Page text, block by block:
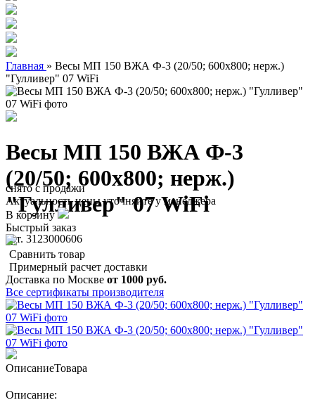
Главная » Весы МП 150 ВЖА Ф-3 (20/50; 600х800; нерж.)
"Гулливер" 07 WiFi
Весы МП 150 ВЖА Ф-3
(20/50; 600х800; нерж.)
"Гулливер" 07 WiFi
арт. 3123000606
снято с продажи
Актуальность цены уточняйте у менеджера
В корзину
Быстрый заказ
Сравнить товар
Примерный расчет доставки
Доставка по Москве от 1000 руб.
Все сертификаты производителя
ОписаниеТовара
Описание: